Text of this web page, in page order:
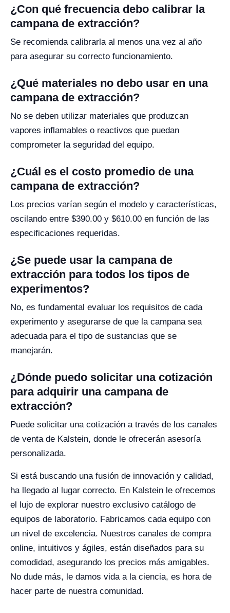
¿Con qué frecuencia debo calibrar la
campana de extracción?
Se recomienda calibrarla al menos una vez al año
para asegurar su correcto funcionamiento.
¿Qué materiales no debo usar en una
campana de extracción?
No se deben utilizar materiales que produzcan
vapores inflamables o reactivos que puedan
comprometer la seguridad del equipo.
¿Cuál es el costo promedio de una
campana de extracción?
Los precios varían según el modelo y características,
oscilando entre $390.00 y $610.00 en función de las
especificaciones requeridas.
¿Se puede usar la campana de
extracción para todos los tipos de
experimentos?
No, es fundamental evaluar los requisitos de cada
experimento y asegurarse de que la campana sea
adecuada para el tipo de sustancias que se
manejarán.
¿Dónde puedo solicitar una cotización
para adquirir una campana de
extracción?
Puede solicitar una cotización a través de los canales
de venta de Kalstein, donde le ofrecerán asesoría
personalizada.
Si está buscando una fusión de innovación y calidad,
ha llegado al lugar correcto. En Kalstein le ofrecemos
el lujo de explorar nuestro exclusivo catálogo de
equipos de laboratorio. Fabricamos cada equipo con
un nivel de excelencia. Nuestros canales de compra
online, intuitivos y ágiles, están diseñados para su
comodidad, asegurando los precios más amigables.
No dude más, le damos vida a la ciencia, es hora de
hacer parte de nuestra comunidad.